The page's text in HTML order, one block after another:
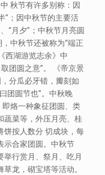
秋节有许多别称：因
”；因中秋节的主要活
“月夕”；中秋节月亮圆
中秋节还被称为“端正
西湖游览志余》中
团圆之意”。 《帝京景
分瓜必牙错，瓣刻如
团圆节也”。中秋晚
即烙一种象征团圆、类
蔬菜等，外压月亮、桂
饼按人数分 切成块，每
示合家团圆。中秋节
行赏月、祭月、吃月
龙，砌宝塔等活动。